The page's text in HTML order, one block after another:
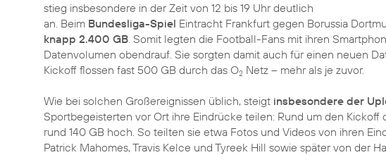
stieg insbesondere in der Zeit von 12 bis 19 Uhr deutlich
an. Beim Bundesliga-Spiel Eintracht Frankfurt gegen Borussia
knapp 2.400 GB. Somit legten die Football-Fans mit ihren
Datenvolumen obendrauf. Sie sorgten damit auch für einen neuen
Kickoff flossen fast 500 GB durch das O2 Netz – mehr als je zuvor.
Wie bei solchen Großereignissen üblich, steigt insbesondere der
Sportbegeisterten vor Ort ihre Eindrücke teilen: Rund um den Kickoff
rund 140 GB hoch. So teilten sie etwa Fotos und Videos von ihren
Patrick Mahomes, Travis Kelce und Tyreek Hill sowie später von der